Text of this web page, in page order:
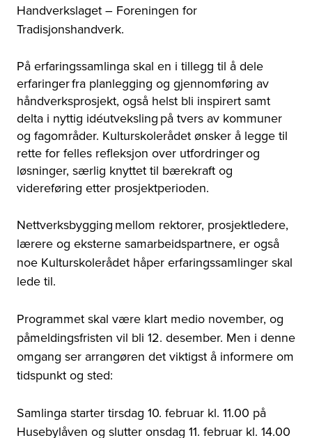
Handverkslaget – Foreningen for
Tradisjonshandverk.
På erfaringssamlinga skal en i tillegg til å dele
erfaringer fra planlegging og gjennomføring av
håndverksprosjekt, også helst bli inspirert samt
delta i nyttig idéutveksling på tvers av kommuner
og fagområder. Kulturskolerådet ønsker å legge til
rette for felles refleksjon over utfordringer og
løsninger, særlig knyttet til bærekraft og
videreføring etter prosjektperioden.
Nettverksbygging mellom rektorer, prosjektledere,
lærere og eksterne samarbeidspartnere, er også
noe Kulturskolerådet håper erfaringssamlinger skal
lede til.
Programmet skal være klart medio november, og
påmeldingsfristen vil bli 12. desember. Men i denne
omgang ser arrangøren det viktigst å informere om
tidspunkt og sted:
Samlinga starter tirsdag 10. februar kl. 11.00 på
Husebylåven og slutter onsdag 11. februar kl. 14.00